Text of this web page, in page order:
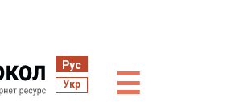
Рус
Укр ☰